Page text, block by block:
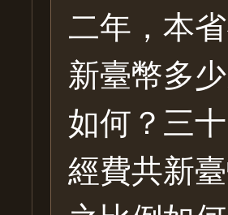
二年，本
新臺幣多
如何？三
經費共新